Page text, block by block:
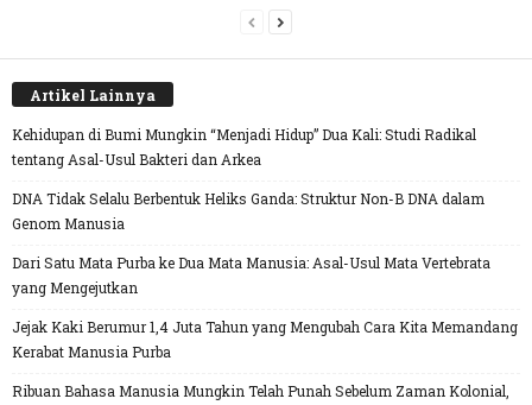
Artikel Lainnya
Kehidupan di Bumi Mungkin “Menjadi Hidup” Dua Kali: Studi Radikal
tentang Asal-Usul Bakteri dan Arkea
DNA Tidak Selalu Berbentuk Heliks Ganda: Struktur Non-B DNA dalam
Genom Manusia
Dari Satu Mata Purba ke Dua Mata Manusia: Asal-Usul Mata Vertebrata
yang Mengejutkan
Jejak Kaki Berumur 1,4 Juta Tahun yang Mengubah Cara Kita Memandang
Kerabat Manusia Purba
Ribuan Bahasa Manusia Mungkin Telah Punah Sebelum Zaman Kolonial,